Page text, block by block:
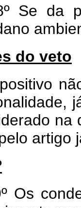
Se da
do veto
na
artigo
Os